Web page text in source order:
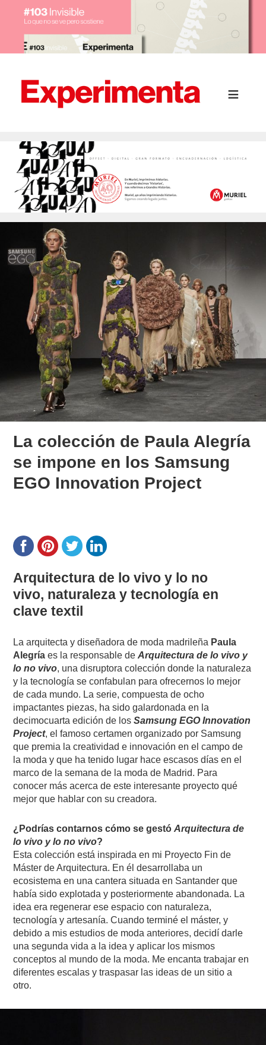
La colección de Paula Alegría
se impone en los Samsung
EGO Innovation Project
Arquitectura de lo vivo y lo no
vivo, naturaleza y tecnología en
clave textil
La arquitecta y diseñadora de moda madrileña Paula
Alegría es la responsable deArquitectura de lo vivo y
lo no vivo, una disruptora colección donde la naturaleza
y la tecnología se confabulan para ofrecernos lo mejor
de cada mundo. La serie, compuesta de ocho
impactantes piezas, ha sido galardonada en la
decimocuarta edición de losSamsung EGO Innovation
Project, el famoso certamen organizado por Samsung
que premia la creatividad e innovación en el campo de
la moda y que ha tenido lugar hace escasos días en el
marco de la semana de la moda de Madrid. Para
conocer más acerca de este interesante proyecto qué
mejor que hablar con su creadora.
¿Podrías contarnos cómo se gestóArquitectura de
lo vivo y lo no vivo?
Esta colección está inspirada en mi Proyecto Fin de
Máster de Arquitectura. En él desarrollaba un
ecosistema en una cantera situada en Santander que
había sido explotada y posteriormente abandonada. La
idea era regenerar ese espacio con naturaleza,
tecnología y artesanía. Cuando terminé el máster, y
debido a mis estudios de moda anteriores, decidí darle
una segunda vida a la idea y aplicar los mismos
conceptos al mundo de la moda. Me encanta trabajar en
diferentes escalas y traspasar las ideas de un sitio a
otro.